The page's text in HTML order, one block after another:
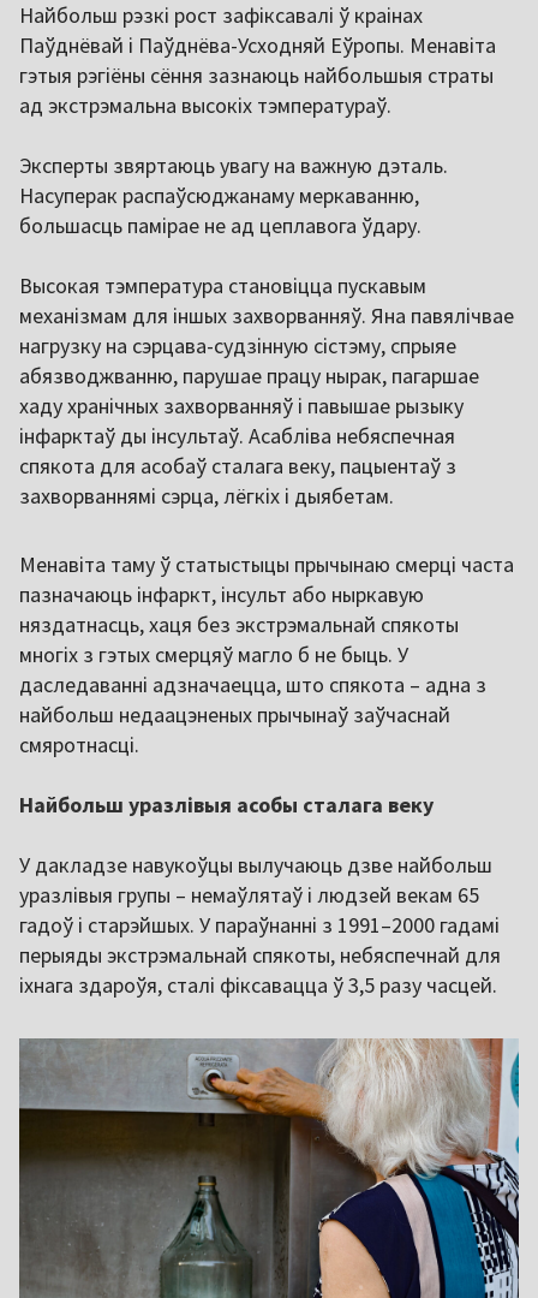
Найбольш рэзкі рост зафіксавалі ў краінах
Паўднёвай і Паўднёва-Усходняй Еўропы. Менавіта
гэтыя рэгіёны сёння зазнаюць найбольшыя страты
ад экстрэмальна высокіх тэмператураў.
Эксперты звяртаюць увагу на важную дэталь.
Насуперак распаўсюджанаму меркаванню,
большасць памірае не ад цеплавога ўдару.
Высокая тэмпература становіцца пускавым
механізмам для іншых захворванняў. Яна павялічвае
нагрузку на сэрцава-судзінную сістэму, спрыяе
абязводжванню, парушае працу нырак, пагаршае
хаду хранічных захворванняў і павышае рызыку
інфарктаў ды інсультаў. Асабліва небяспечная
спякота для асобаў сталага веку, пацыентаў з
захворваннямі сэрца, лёгкіх і дыябетам.
Менавіта таму ў статыстыцы прычынаю смерці часта
пазначаюць інфаркт, інсульт або ныркавую
няздатнасць, хаця без экстрэмальнай спякоты
многіх з гэтых смерцяў магло б не быць. У
даследаванні адзначаецца, што спякота – адна з
найбольш недаацэненых прычынаў заўчаснай
смяротнасці.
Найбольш уразлівыя асобы сталага веку
У дакладзе навукоўцы вылучаюць дзве найбольш
уразлівыя групы – немаўлятаў і людзей векам 65
гадоў і старэйшых. У параўнанні з 1991–2000 гадамі
перыяды экстрэмальнай спякоты, небяспечнай для
іхнага здароўя, сталі фіксавацца ў 3,5 разу часцей.